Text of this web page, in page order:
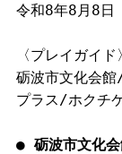
令和8年8月8
〈プレイガイド〉
砺波市文化会
プラス/ホクチ
● 砺波市文化会